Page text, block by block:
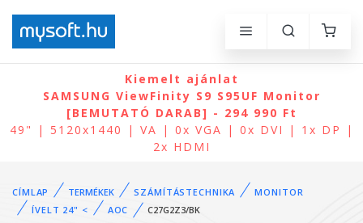
Kiemelt ajánlat
SAMSUNG ViewFinity S9 S95UF Monitor
[BEMUTATÓ DARAB] - 294 990 Ft
49" | 5120x1440 | VA | 0x VGA | 0x DVI | 1x DP |
2x HDMI
CÍMLAP TERMÉKEK SZÁMÍTÁSTECHNIKA
MONITOR
ÍVELT 24" <
AOC C27G2Z3/BK